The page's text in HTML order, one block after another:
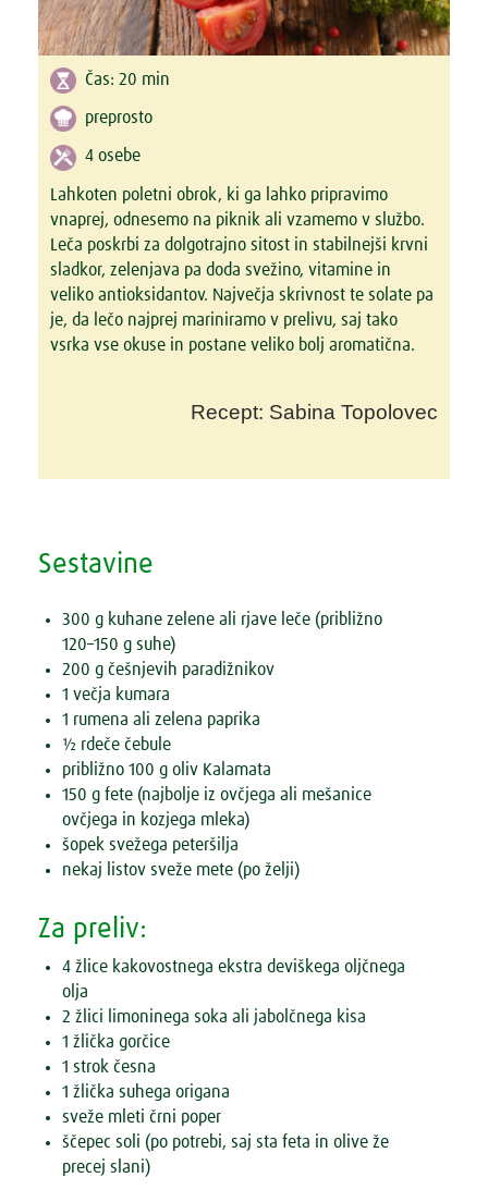
Čas: 20 min
preprosto
4 osebe
Lahkoten poletni obrok, ki ga lahko pripravimo
vnaprej, odnesemo na piknik ali vzamemo v službo.
Leča poskrbi za dolgotrajno sitost in stabilnejši krvni
sladkor, zelenjava pa doda svežino, vitamine in
veliko antioksidantov. Največja skrivnost te solate pa
je, da lečo najprej mariniramo v prelivu, saj tako
vsrka vse okuse in postane veliko bolj aromatična.
Recept: Sabina Topolovec
Sestavine
300 g kuhane zelene ali rjave leče (približno
120–150 g suhe)
200 g češnjevih paradižnikov
1 večja kumara
1 rumena ali zelena paprika
½ rdeče čebule
približno 100 g oliv Kalamata
150 g fete (najbolje iz ovčjega ali mešanice
ovčjega in kozjega mleka)
šopek svežega peteršilja
nekaj listov sveže mete (po želji)
Za preliv:
4 žlice kakovostnega ekstra deviškega oljčnega
olja
2 žlici limoninega soka ali jabolčnega kisa
1 žlička gorčice
1 strok česna
1 žlička suhega origana
sveže mleti črni poper
ščepec soli (po potrebi, saj sta feta in olive že
precej slani)